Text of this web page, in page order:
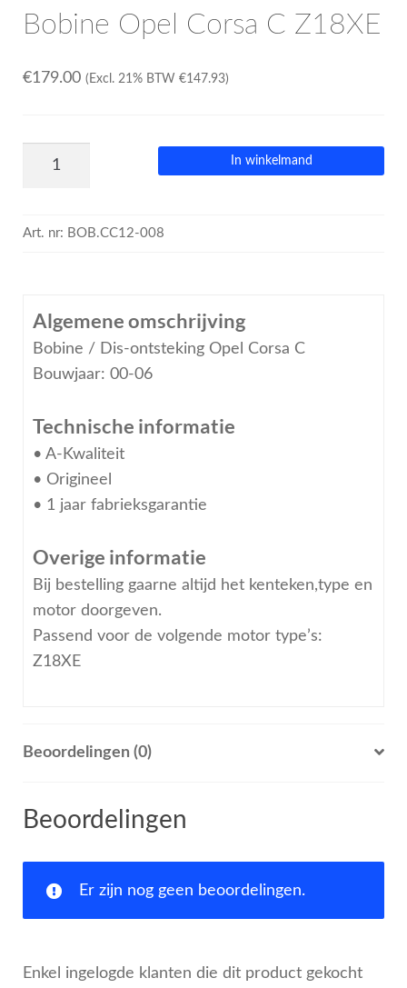
Bobine Opel Corsa C Z18XE
€179.00 (Excl. 21% BTW €147.93)
In winkelmand
Art. nr: BOB.CC12-008
Algemene omschrijving
Bobine / Dis-ontsteking Opel Corsa C
Bouwjaar: 00-06
Technische informatie
• A-Kwaliteit
• Origineel
• 1 jaar fabrieksgarantie
Overige informatie
Bij bestelling gaarne altijd het kenteken,type en
motor doorgeven.
Passend voor de volgende motor type’s:
Z18XE
Beoordelingen (0)
Beoordelingen
Er zijn nog geen beoordelingen.
Enkel ingelogde klanten die dit product gekocht